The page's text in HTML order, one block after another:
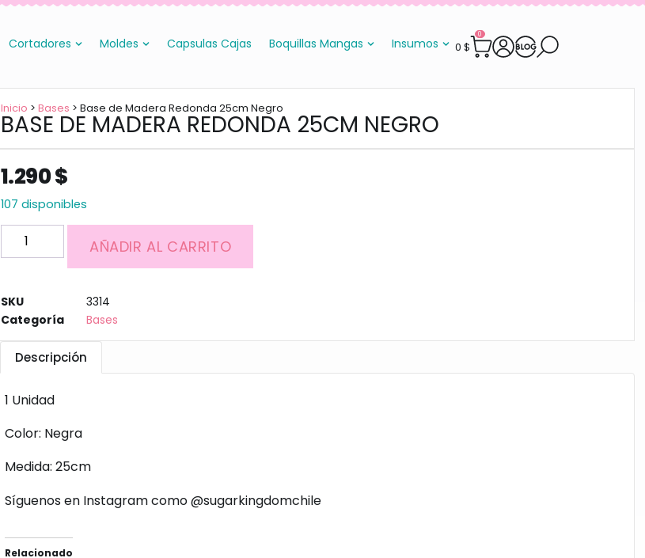
Cortadores Moldes Capsulas Cajas Boquillas Mangas Insumos 0 $
0
Inicio > Bases > Base de Madera Redonda 25cm Negro
BASE DE MADERA REDONDA 25CM NEGRO
1.290$
107 disponibles
AÑADIR AL CARRITO
SKU
3314
Categoría
Bases
Descripción
1 Unidad
Color: Negra
Medida: 25cm
Síguenos en Instagram como @sugarkingdomchile
Relacionado